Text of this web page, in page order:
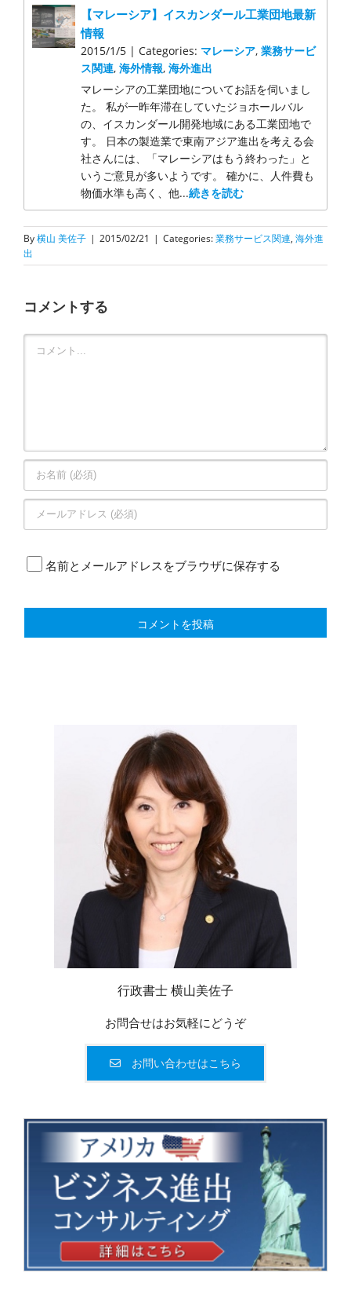
【マレーシア】イスカンダール工業団地最新
情報
2015/1/5 | Categories: マレーシア,業務サービ
ス関連,海外情報,海外進出
マレーシアの工業団地についてお話を伺いまし
た。 私が一昨年滞在していたジョホールバル
の、イスカンダール開発地域にある工業団地で
す。 日本の製造業で東南アジア進出を考える会
社さんには、「マレーシアはもう終わった」と
いうご意見が多いようです。 確かに、人件費も
物価水準も高く、他...続きを読む
By横山 美佐子 | 2015/02/21 | Categories:業務サービス関連, 海外進
出
コメントする
名前とメールアドレスをブラウザに保存する
行政書士 横山美佐子
お問合せはお気軽にどうぞ
お問い合わせはこちら